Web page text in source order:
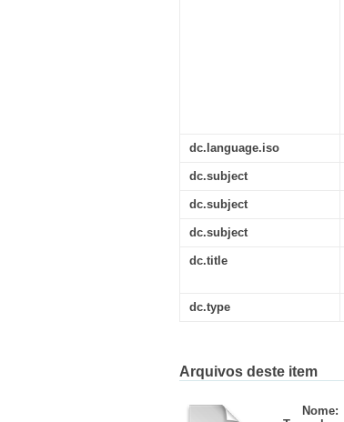
dc.language.iso
dc.subject
dc.subject
dc.subject
dc.title
dc.type
Arquivos deste item
Nome: